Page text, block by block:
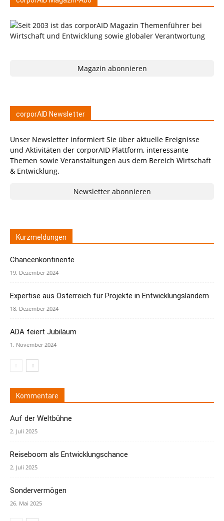
Magazin abonnieren
corporAID Newsletter
Unser Newsletter informiert Sie über aktuelle Ereignisse
und Aktivitäten der corporAID Plattform, interessante
Themen sowie Veranstaltungen aus dem Bereich Wirtschaft
& Entwicklung.
Newsletter abonnieren
Kurzmeldungen
Chancenkontinente
19. Dezember 2024
Expertise aus Österreich für Projekte in Entwicklungsländern
18. Dezember 2024
ADA feiert Jubiläum
1. November 2024
Kommentare
Auf der Weltbühne
2. Juli 2025
Reiseboom als Entwicklungschance
2. Juli 2025
Sondervermögen
26. Mai 2025